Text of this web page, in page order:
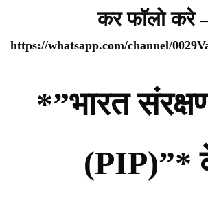
कर फॉलो करे
https://whatsapp.com/channel/
*”भारत संरक्षण
(PIP)”*